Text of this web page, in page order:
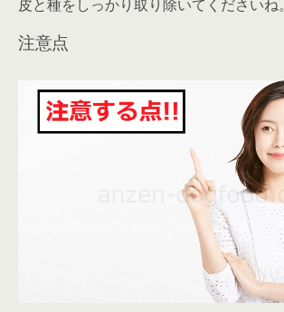
皮と種をしっかり取り除いてくださいね。
注意点